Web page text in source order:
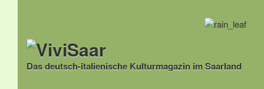
Das deutsch-italienische Kulturmagazin im Saarland